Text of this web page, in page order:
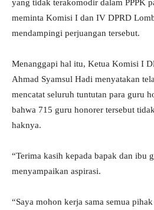
yang tidak terakomodir dalam PPPK
meminta Komisi I dan IV DPRD
mendampingi perjuangan tersebut.
Menanggapi hal itu, Ketua Komisi I
Ahmad Syamsul Hadi menyatakan
mencatat seluruh tuntutan para guru
bahwa 715 guru honorer tersebut
haknya.
“Terima kasih kepada bapak dan ibu
menyampaikan aspirasi.
“Saya mohon kerja sama semua